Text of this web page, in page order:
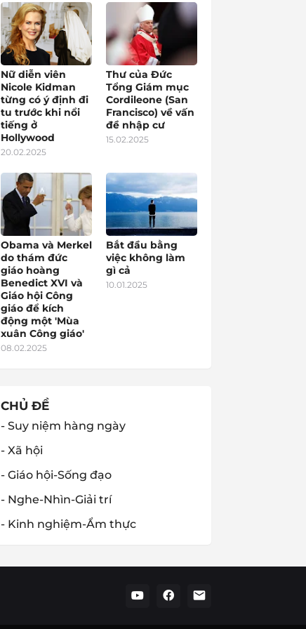
Nữ diễn viên
Nicole Kidman
từng có ý định đi
tu trước khi nổi
tiếng ở
Hollywood
20.02.2025
Thư của Đức
Tổng Giám mục
Cordileone (San
Francisco) về vấn
đề nhập cư
15.02.2025
Obama và Merkel
do thám đức
giáo hoàng
Benedict XVI và
Giáo hội Công
giáo để kích
động một 'Mùa
xuân Công giáo'
08.02.2025
Bắt đầu bằng
việc không làm
gì cả
10.01.2025
CHỦ ĐỀ
- Suy niệm hàng ngày
- Xã hội
- Giáo hội-Sống đạo
- Nghe-Nhìn-Giải trí
- Kinh nghiệm-Ẩm thực